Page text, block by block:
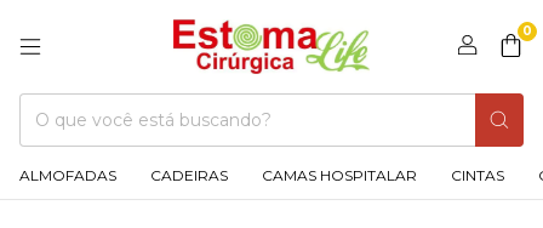
0
ALMOFADAS CADEIRAS CAMAS HOSPITALAR CINTAS